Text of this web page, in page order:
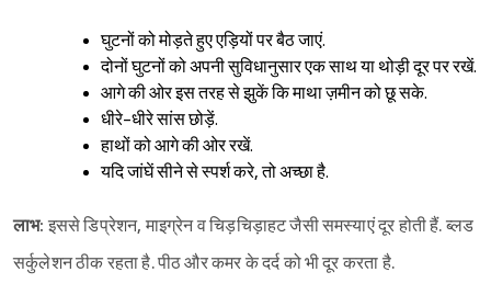
घुटनों को मोड़ते हुए एड़ियों पर बैठ जाएं.
दोनों घुटनों को अपनी सुविधानुसार एक साथ या थोड़ी दूर पर रखें.
आगे की ओर इस तरह से झुकें कि माथा ज़मीन को छू सके.
धीरे-धीरे सांस छोड़ें.
हाथों को आगे की ओर रखें.
यदि जांघें सीने से स्पर्श करे, तो अच्छा है.
लाभ: इससे डिप्रेशन, माइग्रेन व चिड़चिड़ाहट जैसी समस्याएं दूर होती हैं. ब्लड
सर्कुलेशन ठीक रहता है. पीठ और कमर के दर्द को भी दूर करता है.